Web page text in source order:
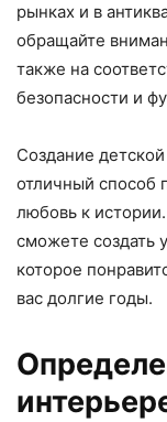
рынках и в
обращайте
также на
безопасности и
Создание
отличный способ
любовь к
сможете создать
которое
вас долгие годы.